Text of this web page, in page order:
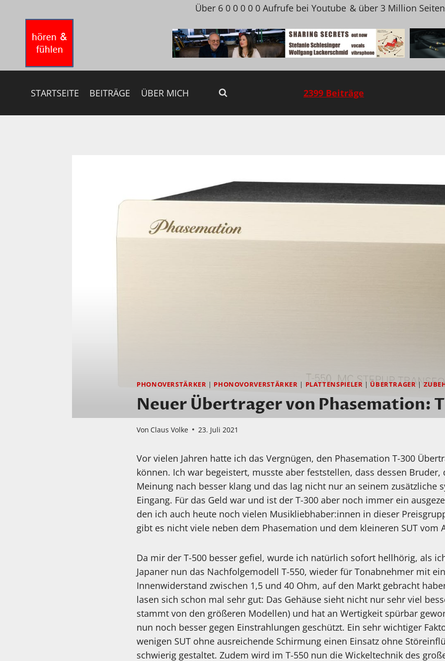
springen
Über 6 0 0 0 0 0 Aufrufe bei Youtube & über 3 Million
STARTSEITE BEITRÄGE ÜBER MICH 2399 Beiträge
PHONOVERSTÄRKER | PHONOVORVERSTÄRKER | PLATTENSPIELER | ÜBERTRAGER|
Neuer Übertrager von Phasemation:
Von Claus Volke 23. Juli 2021
Vor vielen Jahren hatte ich das Vergnügen, den Phasemation T-300
können. Ich war begeistert, musste aber feststellen, dass dessen Bruder,
Meinung nach besser klang und das lag nicht nur an seinem zusätzliche
Eingang. Für das Geld war und ist der T-300 aber noch immer ein
den ich auch heute noch vielen Musikliebhaber:innen in dieser
gibt es nicht viele neben dem Phasemation und dem kleineren SUT vom
Da mir der T-500 besser gefiel, wurde ich natürlich sofort hellhörig, als
Japaner nun das Nachfolgemodell T-550, wieder für Tonabnehmer mit
Innenwiderstand zwischen 1,5 und 40 Ohm, auf den Markt gebracht
lasen sich schon mal sehr gut: Das Gehäuse sieht nicht nur sehr viel
stammt von den größeren Modellen) und hat an Wertigkeit spürbar
nun noch besser gegen Einstrahlungen geschützt. Ein sehr wichtiger
wenigen SUT ohne ausreichende Schirmung einen Einsatz ohne
schwierig gestaltet. Zudem wird im T-550 nun die Wickeltechnik des